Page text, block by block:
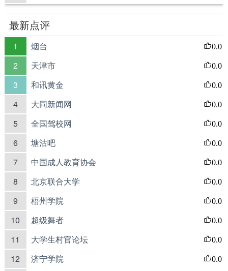
最新点评
1 烟台 0.0
2 天津市 0.0
3 和讯黄金 0.0
4 大同新闻网 0.0
5 全国驾校网 0.0
6 塘沽吧 0.0
7 中国成人教育协会 0.0
8 北京联合大学 0.0
9 梧州学院 0.0
10 超级舞者 0.0
11 大学生村官论坛 0.0
12 济宁学院 0.0